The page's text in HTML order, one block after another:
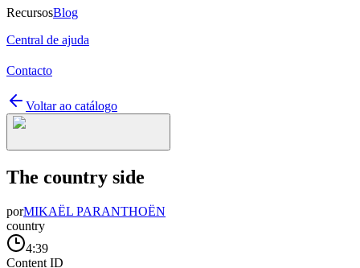
RecursosBlog
Central de ajuda
Contacto
Voltar ao catálogo
The country side
porMIKAËL PARANTHOËN
country
4:39
Content ID